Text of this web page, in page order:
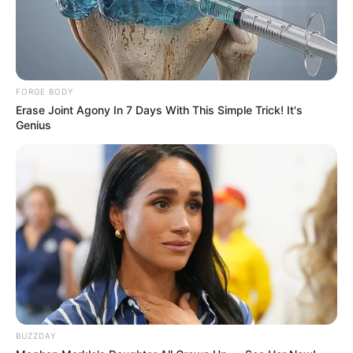
netos e 20 bisnetos.
O corpo é velado na Assocana, em Assis, e ainda não foi
definido o horário para o sepultamento.
Participe do nosso grupo do
WhatsApp!
FORGE BODY
Erase Joint Agony In 7 Days With This Simple Trick! It's
Genius
BUZZDAY